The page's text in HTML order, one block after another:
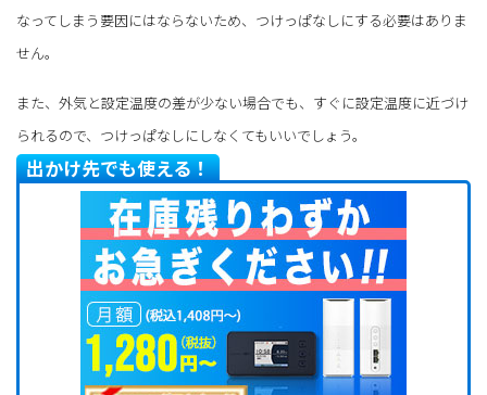
なってしまう要因にはならないため、つけっぱなしにする必要はありま
せん。
また、外気と設定温度の差が少ない場合でも、すぐに設定温度に近づけ
られるので、つけっぱなしにしなくてもいいでしょう。
出かけ先でも使える！